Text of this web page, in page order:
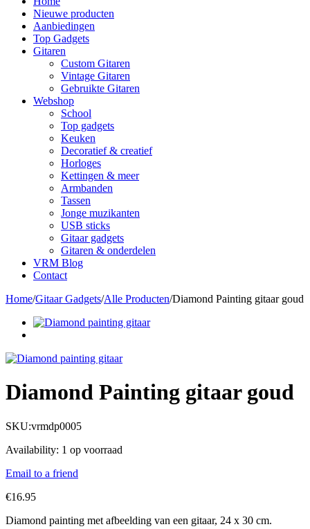
Nieuwe producten
Aanbiedingen
Top Gadgets
Gitaren
Custom Gitaren
Vintage Gitaren
Gebruikte Gitaren
Webshop
School
Top gadgets
Keuken
Decoratief & creatief
Horloges
Kettingen & meer
Armbanden
Tassen
Jonge muzikanten
USB sticks
Gitaar gadgets
Gitaren & onderdelen
VRM Blog
Contact
Home/Gitaar Gadgets/Alle Producten/Diamond Painting gitaar goud
Diamond Painting gitaar goud
SKU:vrmdp0005
Availability: 1 op voorraad
Email to a friend
€16.95
Diamond painting met afbeelding van een gitaar, 24 x 30 cm.